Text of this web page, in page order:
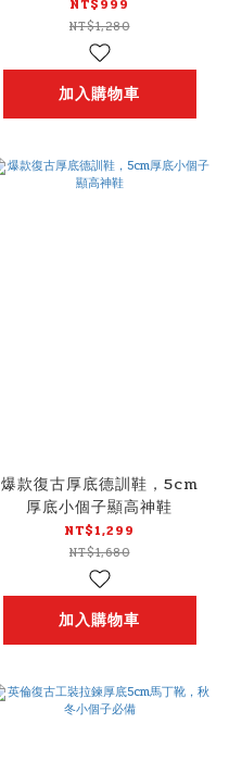
NT$999
NT$1,280
加入購物車
爆款復古厚底德訓鞋，5cm
厚底小個子顯高神鞋
NT$1,299
NT$1,680
加入購物車